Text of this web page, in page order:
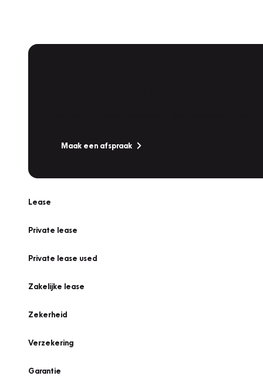
Maak een afspraak
Lease
Private lease
Private lease used
Zakelijke lease
Zekerheid
Verzekering
Garantie